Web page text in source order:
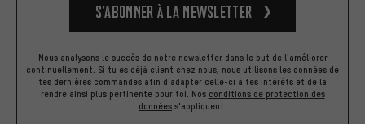
S’abonner à la newsletter
Nous analysons le succès de notre newsletter dans le but de l'améliorer
continuellement. Si tu es déjà client chez nous, nous utilisons les données de
tes dernières commandes afin d'adapter celle-ci à tes intérêts et de la
rendre ainsi plus pertinente pour toi. Nos conditions de protection des
données s'appliquent.